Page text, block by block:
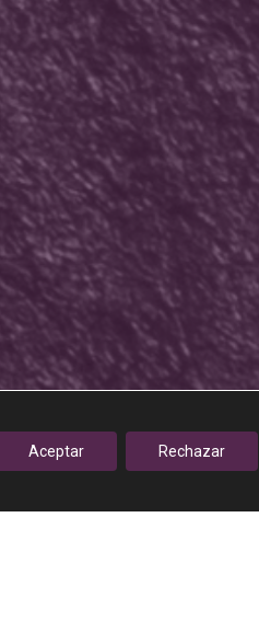
Aceptar Rechazar